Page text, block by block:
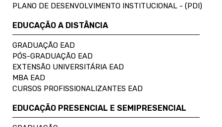
PLANO DE DESENVOLVIMENTO INSTITUCIONAL - (PDI)
EDUCAÇÃO A DISTÂNCIA
GRADUAÇÃO EAD
PÓS-GRADUAÇÃO EAD
EXTENSÃO UNIVERSITÁRIA EAD
MBA EAD
CURSOS PROFISSIONALIZANTES EAD
EDUCAÇÃO PRESENCIAL E SEMIPRESENCIAL